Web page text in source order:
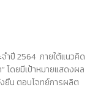
จำปี 2564 ภายใต้แนวคิด
โดยมีเป้าหมายแสดงผล
ยืน ตอบโจทย์การผลิต